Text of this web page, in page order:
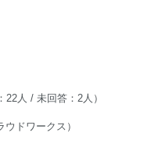
人 / 未回答：2人）
ドワークス）